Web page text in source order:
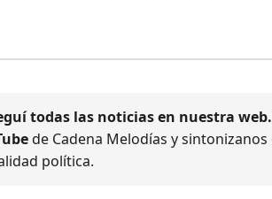
todas las noticias en nuestra web.
de Cadena Melodías y
política.